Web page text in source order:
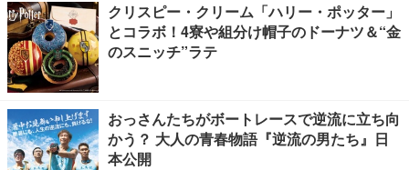
クリスピー・クリーム「ハリー・ポッター」
とコラボ！4寮や組分け帽子のドーナツ＆“金
のスニッチ”ラテ
おっさんたちがボートレースで逆流に立ち向
かう？ 大人の青春物語『逆流の男たち』日
本公開